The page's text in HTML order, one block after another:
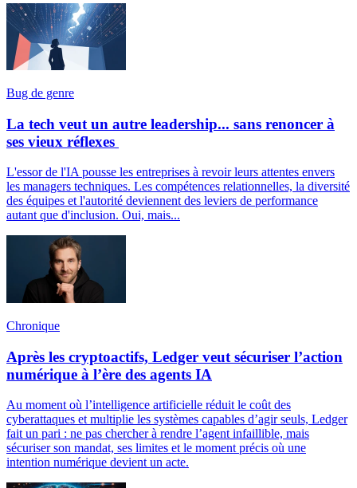
Bug de genre
La tech veut un autre leadership... sans renoncer à
ses vieux réflexes
L'essor de l'IA pousse les entreprises à revoir leurs attentes envers
les managers techniques. Les compétences relationnelles, la diversité
des équipes et l'autorité deviennent des leviers de performance
autant que d'inclusion. Oui, mais...
Chronique
Après les cryptoactifs, Ledger veut sécuriser l’action
numérique à l’ère des agents IA
Au moment où l’intelligence artificielle réduit le coût des
cyberattaques et multiplie les systèmes capables d’agir seuls, Ledger
fait un pari : ne pas chercher à rendre l’agent infaillible, mais
sécuriser son mandat, ses limites et le moment précis où une
intention numérique devient un acte.